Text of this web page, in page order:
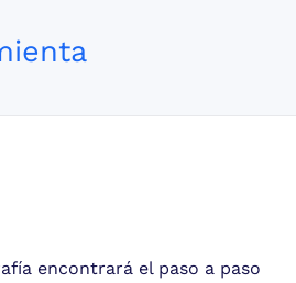
encontrará el paso a paso